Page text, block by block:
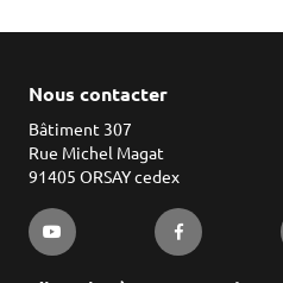
Nous contacter
Bâtiment 307
Rue Michel Magat
91405 ORSAY cedex